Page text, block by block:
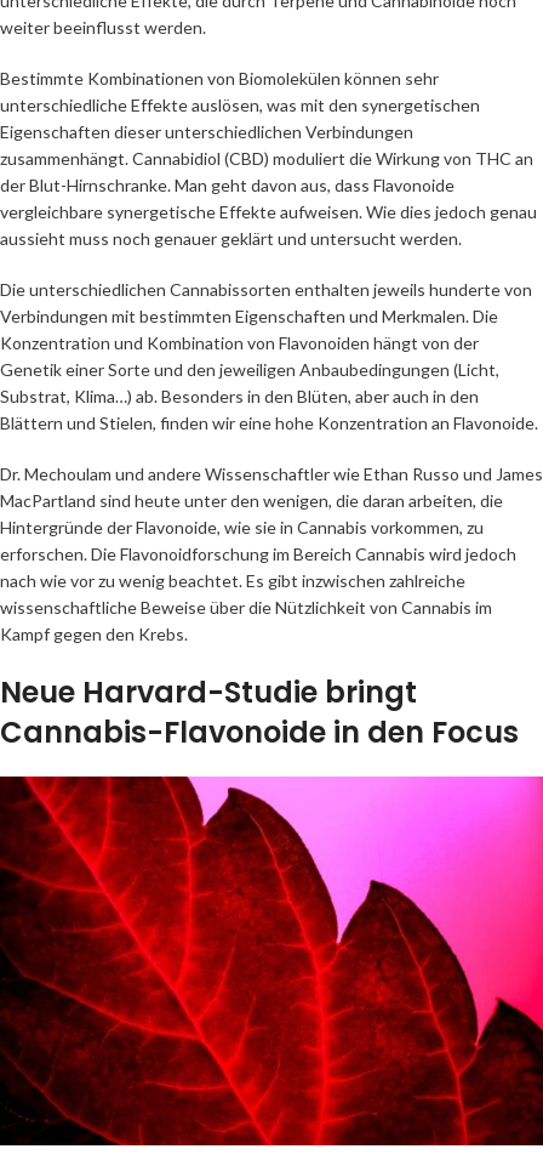
weiter beeinflusst werden.
Bestimmte Kombinationen von Biomolekülen können sehr
unterschiedliche Effekte auslösen, was mit den synergetischen
Eigenschaften dieser unterschiedlichen Verbindungen
zusammenhängt. Cannabidiol (CBD) moduliert die Wirkung von THC an
der Blut-Hirnschranke. Man geht davon aus, dass Flavonoide
vergleichbare synergetische Effekte aufweisen. Wie dies jedoch genau
aussieht muss noch genauer geklärt und untersucht werden.
Die unterschiedlichen Cannabissorten enthalten jeweils hunderte von
Verbindungen mit bestimmten Eigenschaften und Merkmalen. Die
Konzentration und Kombination von Flavonoiden hängt von der
Genetik einer Sorte und den jeweiligen Anbaubedingungen (Licht,
Substrat, Klima…) ab. Besonders in den Blüten, aber auch in den
Blättern und Stielen, finden wir eine hohe Konzentration an Flavonoide.
Dr. Mechoulam und andere Wissenschaftler wie Ethan Russo und James
MacPartland sind heute unter den wenigen, die daran arbeiten, die
Hintergründe der Flavonoide, wie sie in Cannabis vorkommen, zu
erforschen. Die Flavonoidforschung im Bereich Cannabis wird jedoch
nach wie vor zu wenig beachtet. Es gibt inzwischen zahlreiche
wissenschaftliche Beweise über die Nützlichkeit von Cannabis im
Kampf gegen den Krebs.
Neue Harvard-Studie bringt
Cannabis-Flavonoide in den Focus